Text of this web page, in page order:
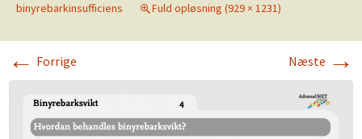
binyrebarkinsufficiens
Fuld opløsning (929 × 1231)
← Forrige Næste →